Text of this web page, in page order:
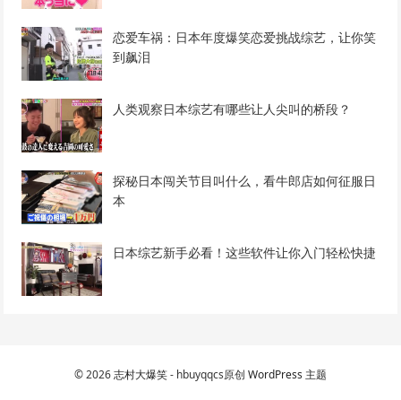
恋爱车祸：日本年度爆笑恋爱挑战综艺，让你笑
到飙泪
人类观察日本综艺有哪些让人尖叫的桥段？
探秘日本闯关节目叫什么，看牛郎店如何征服日
本
日本综艺新手必看！这些软件让你入门轻松快捷
© 2026志村大爆笑- hbuyqqcs原创 WordPress 主题